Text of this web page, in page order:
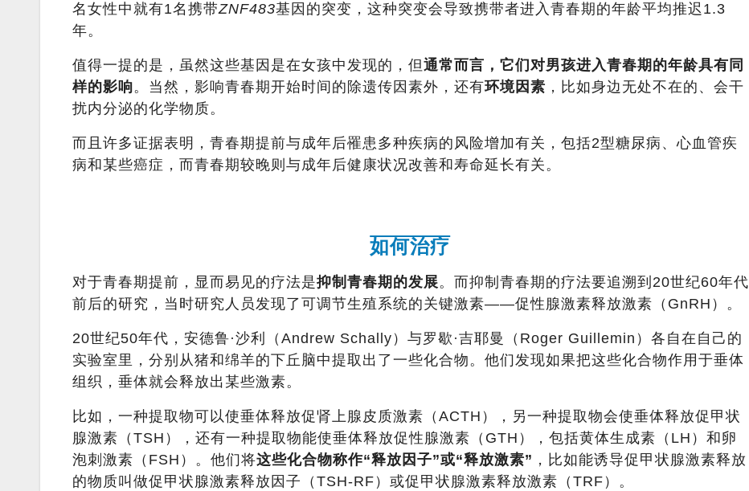
名女性中就有1名携带ZNF483基因的突变，这种突变会导致携带者进入青春期的年龄平均推迟1.3
年。
值得一提的是，虽然这些基因是在女孩中发现的，但通常而言，它们对男孩进入青春期的年龄具有同
样的影响。当然，影响青春期开始时间的除遗传因素外，还有环境因素 ，比如身边无处不在的、会干
扰内分泌的化学物质。
而且许多证据表明，青春期提前与成年后罹患多种疾病的风险增加有关，包括2型糖尿病、心血管疾
病和某些癌症，而青春期较晚则与成年后健康状况改善和寿命延长有关。
如何治疗
对于青春期提前，显而易见的疗法是抑制青春期的发展。而抑制青春期的疗法要追溯到20世纪60年代
前后的研究，当时研究人员发现了可调节生殖系统的关键激素——促性腺激素释放激素（GnRH）。
20世纪50年代，安德鲁·沙利（Andrew Schally）与罗歇·吉耶曼（Roger Guillemin）各自在自己的
实验室里，分别从猪和绵羊的下丘脑中提取出了一些化合物。他们发现如果把这些化合物作用于垂体
组织，垂体就会释放出某些激素。
比如，一种提取物可以使垂体释放促肾上腺皮质激素（ACTH），另一种提取物会使垂体释放促甲状
腺激素（TSH），还有一种提取物能使垂体释放促性腺激素（GTH），包括黄体生成素（LH）和卵
泡刺激素（FSH）。他们将这些化合物称作“释放因子”或“释放激素” ，比如能诱导促甲状腺激素释放
的物质叫做促甲状腺激素释放因子（TSH-RF）或促甲状腺激素释放激素（TRF）。